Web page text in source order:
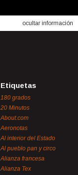
ocultar información
Etiquetas
180 grados
20 Minutos
About.com
Aeronotas
Al interior del Estado
Al pueblo pan y circo
Alianza francesa
Alianza Tex